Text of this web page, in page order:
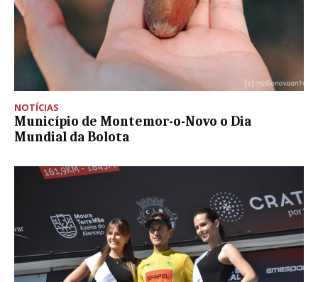
NOTÍCIAS
Município de Montemor-o-Novo o Dia
Mundial da Bolota